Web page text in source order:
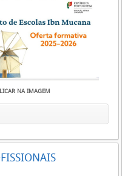
NA IMAGEM